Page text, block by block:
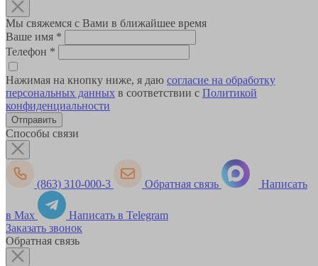
Мы свяжемся с Вами в ближайшее время
Ваше имя *
Телефон *
Нажимая на кнопку ниже, я даю согласие на обработку
персональных данных в соответствии с Политикой
конфиденциальности
Способы связи
(863) 310-000-3 Обратная связь Написать
в Max
Написать в Telegram
Заказать звонок
Обратная связь